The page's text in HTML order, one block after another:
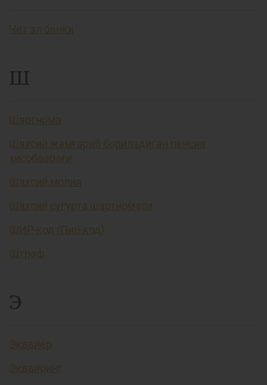
Чет эл банки
Ш
Шартнома
Шахсий жамғариб бориладиган пенсия
ҳисобварағи
Шахсий молия
Шахсий суғурта шартномаси
ШИР-код (Пин-код)
Штраф
Э
Эквайер
Эквайринг